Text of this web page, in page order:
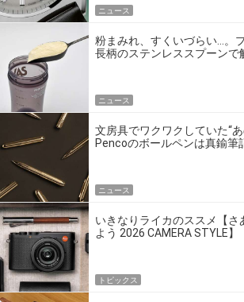
ニュース
粉まみれ、すくいづらい…。
長柄のステンレススプーンで
ニュース
文房具でワクワクしていた“あ
Pencoのボールペンは真鍮筆
ニュース
いきなりライカのススメ【さ
よう 2026 CAMERA STYLE】
トピックス